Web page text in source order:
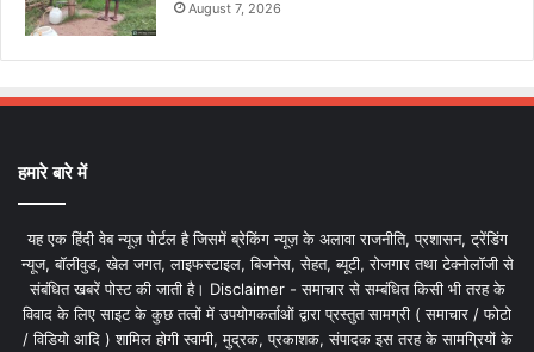
August 7, 2026
हमारे बारे में
यह एक हिंदी वेब न्यूज़ पोर्टल है जिसमें ब्रेकिंग न्यूज़ के अलावा राजनीति, प्रशासन, ट्रेंडिंग
न्यूज, बॉलीवुड, खेल जगत, लाइफस्टाइल, बिजनेस, सेहत, ब्यूटी, रोजगार तथा टेक्नोलॉजी से
संबंधित खबरें पोस्ट की जाती है। Disclaimer - समाचार से सम्बंधित किसी भी तरह के
विवाद के लिए साइट के कुछ तत्वों में उपयोगकर्ताओं द्वारा प्रस्तुत सामग्री ( समाचार / फोटो
/ विडियो आदि ) शामिल होगी स्वामी, मुद्रक, प्रकाशक, संपादक इस तरह के सामग्रियों के